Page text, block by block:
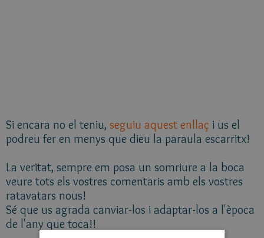
Si encara no el teniu, seguiu aquest enllaç i us el
podreu fer en menys que dieu la paraula escarritx!
La veritat, sempre em posa un somriure a la boca
veure tots els vostres comentaris amb els vostres
ratavatars nous!
Sé que us agrada canviar-los i adaptar-los a l'època
de l'any que toca!!